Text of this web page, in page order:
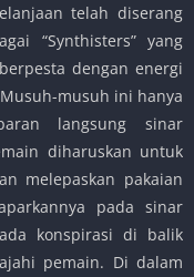
telah diserang
“Synthisters” yang
dengan energi
musuh ini hanya
langsung sinar
diharuskan untuk
melepaskan pakaian
pada sinar
konspirasi di balik
pemain. Di dalam